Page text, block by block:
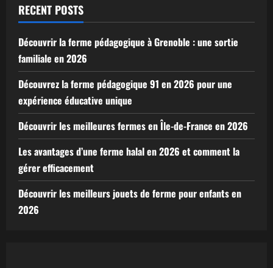
RECENT POSTS
Découvrir la ferme pédagogique à Grenoble : une sortie
familiale en 2026
Découvrez la ferme pédagogique 91 en 2026 pour une
expérience éducative unique
Découvrir les meilleures fermes en Île-de-France en 2026
Les avantages d’une ferme halal en 2026 et comment la
gérer efficacement
Découvrir les meilleurs jouets de ferme pour enfants en
2026